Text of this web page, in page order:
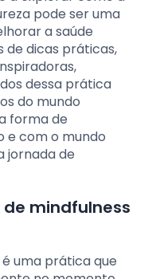
pode ser uma
a saúde
dicas práticas,
dessa prática
do mundo
forma de
e com o mundo
jornada de
mindfulness
uma prática que